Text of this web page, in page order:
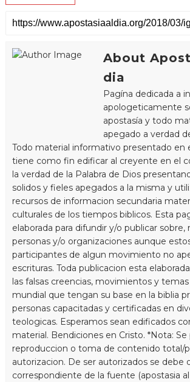
About
dia
Pagína dedicada a
apologeticamente
apostasía y todo
apegado a verdad
Todo material informativo presentado en
tiene como fin edificar al creyente en el
la verdad de la Palabra de Dios
solidos y fieles apegados a la misma y
recursos de informacion secundaria
culturales de los tiempos biblicos. Esta
elaborada para difundir y/o publicar sobre,
personas y/o organizaciones aunque
participantes de algun movimiento no
escrituras. Toda publicacion esta
las falsas creencias, movimientos y
mundial que tengan su base en la biblia
personas capacitadas y certificadas en
teologicas. Esperamos sean edificados
material. Bendiciones en Cristo. *Nota: Se
reproduccion o toma de contenido total/
autorizacion. De ser autorizados se debe
correspondiente de la fuente (apostasia